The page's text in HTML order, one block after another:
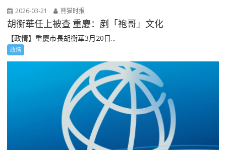
2026-03-21 熊猫时报
胡衡華任上被查 重慶：剷「袍哥」文化
【政情】重慶市長胡衡華3月20日...
政情